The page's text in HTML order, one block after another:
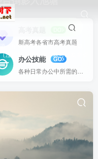
，配有WORD版本，可以下载
注册登录成为用户就可以发布资
新高考各省市高考真题
办公技能
GO